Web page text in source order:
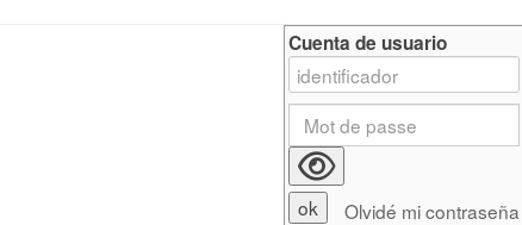
Cuenta de usuario
Olvidé mi contraseña